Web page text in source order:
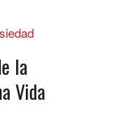
la
Vida